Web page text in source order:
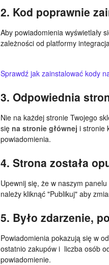
2. Kod poprawnie
Aby powiadomienia wyświetlały
zależności od platformy
Sprawdź jak zainstalować kody
3. Odpowiednia
Nie na każdej stronie Twojego
się na stronie głównej i stronie
powiadomienia.
4. Strona została
Upewnij się, że w naszym
należy kliknąć "Publikuj" aby
5. Było zdarzenie,
Powiadomienia pokazują się w
ostatnio zakupów i liczba osób
powiadomienie.